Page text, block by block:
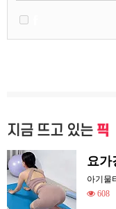
지금 뜨고 있는 픽
요가
아기물
608